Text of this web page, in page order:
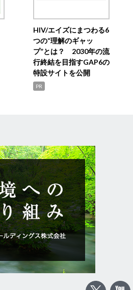
HIV/エイズにまつわる6
つの“理解のギャッ
プ”とは？ 2030年の流
行終結を目指すGAP6の
特設サイトを公開
PR